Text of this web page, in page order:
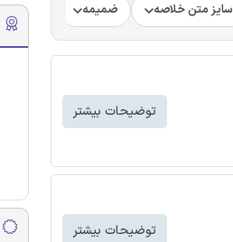
سایز متن خلاصه ضمیمه فرضیه
توضیحات بیشتر
توضیحات بیشتر